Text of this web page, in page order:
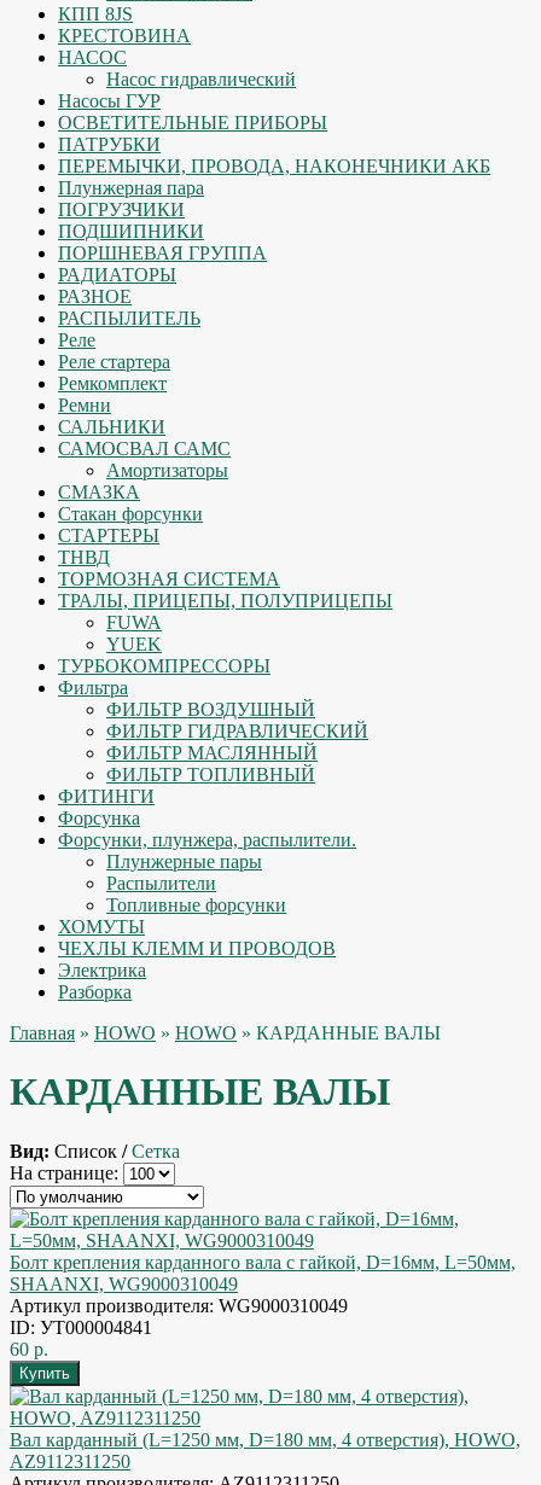
КПП 8JS
КРЕСТОВИНА
НАСОС
Насос гидравлический
Насосы ГУР
ОСВЕТИТЕЛЬНЫЕ ПРИБОРЫ
ПАТРУБКИ
ПЕРЕМЫЧКИ, ПРОВОДА, НАКОНЕЧНИКИ АКБ
Плунжерная пара
ПОГРУЗЧИКИ
ПОДШИПНИКИ
ПОРШНЕВАЯ ГРУППА
РАДИАТОРЫ
РАЗНОЕ
РАСПЫЛИТЕЛЬ
Реле
Реле стартера
Ремкомплект
Ремни
САЛЬНИКИ
САМОСВАЛ САМС
Амортизаторы
СМАЗКА
Стакан форсунки
СТАРТЕРЫ
ТНВД
ТОРМОЗНАЯ СИСТЕМА
ТРАЛЫ, ПРИЦЕПЫ, ПОЛУПРИЦЕПЫ
FUWA
YUEK
ТУРБОКОМПРЕССОРЫ
Фильтра
ФИЛЬТР ВОЗДУШНЫЙ
ФИЛЬТР ГИДРАВЛИЧЕСКИЙ
ФИЛЬТР МАСЛЯННЫЙ
ФИЛЬТР ТОПЛИВНЫЙ
ФИТИНГИ
Форсунка
Форсунки, плунжера, распылители.
Плунжерные пары
Распылители
Топливные форсунки
ХОМУТЫ
ЧЕХЛЫ КЛЕММ И ПРОВОДОВ
Электрика
Разборка
Главная » HOWO » HOWO » КАРДАННЫЕ ВАЛЫ
КАРДАННЫЕ ВАЛЫ
Вид: Список / Сетка
На странице:
Болт крепления карданного вала с гайкой, D=16мм, L=50мм,
SHAANXI, WG9000310049
Артикул производителя: WG9000310049
ID: УТ000004841
60 р.
Вал карданный (L=1250 мм, D=180 мм, 4 отверстия), HOWO,
AZ9112311250